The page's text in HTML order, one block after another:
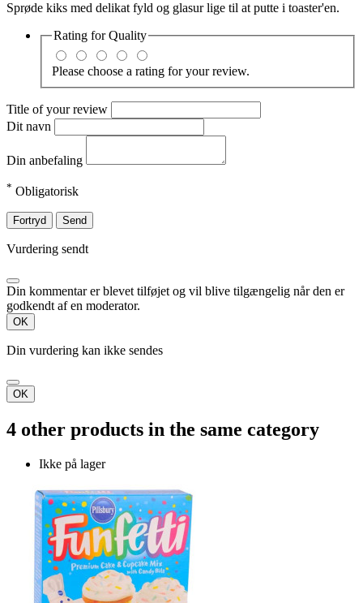
Sprøde kiks med delikat fyld og glasur lige til at putte i toaster'en.
Rating forQuality
Please choose a rating for your review.
Title of your review
Dit navn
Din anbefaling
* Obligatorisk
Fortryd Send
Vurdering sendt
Din kommentar er blevet tilføjet og vil blive tilgængelig når den er
godkendt af en moderator.
OK
Din vurdering kan ikke sendes
OK
4 other products in the same category
Ikke på lager